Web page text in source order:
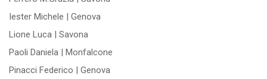
Iester Michele | Genova
Lione Luca | Savona
Paoli Daniela | Monfalcone
Pinacci Federico | Genova